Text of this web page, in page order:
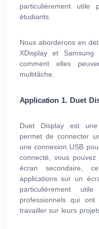
particulièrement
étudiants.
Nous aborderons en
XDisplay et
comment elles
multitâche.
Application 1. Duet
Duet Display est une
permet de connecter
une connexion USB
connecté, vous
écran secondaire,
applications sur un
particulièrement
professionnels qui
travailler sur leurs